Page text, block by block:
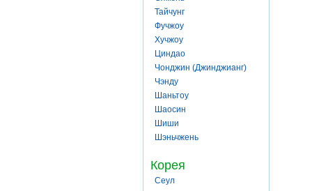
Тайчунг
Фучжоу
Хучжоу
Циндао
Чонджин (Джинджианг)
Чэнду
Шаньтоу
Шаосин
Шиши
Шэньчжень
Корея
Сеул